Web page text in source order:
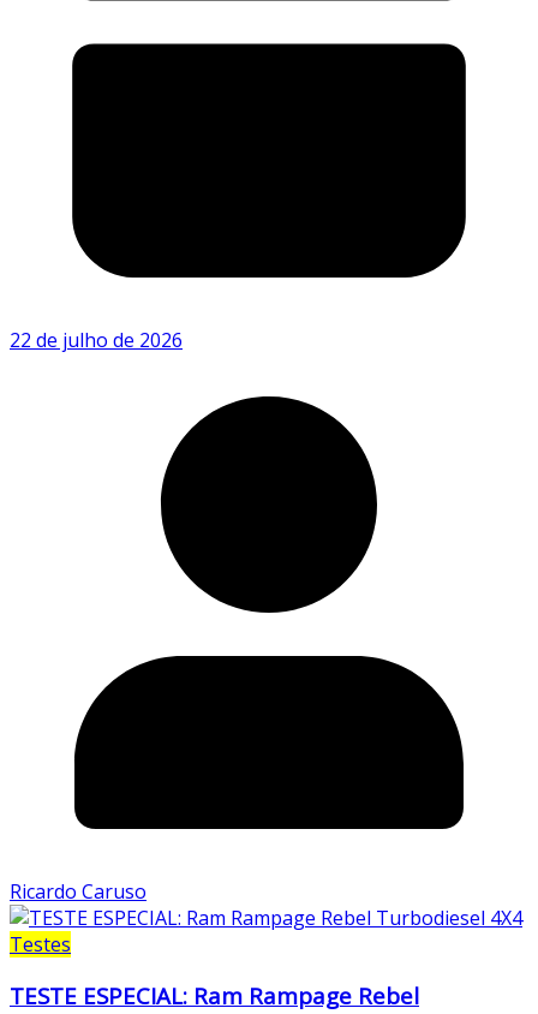
22 de julho de 2026
Ricardo Caruso
Testes
TESTE ESPECIAL: Ram Rampage Rebel